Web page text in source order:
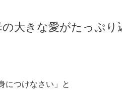
大きな愛がたっぷり
につけなさい」と